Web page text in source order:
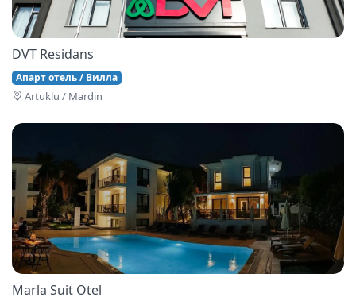
DVT Residans
Апарт отель / Вилла
Artuklu / Mardin
Marla Suit Otel